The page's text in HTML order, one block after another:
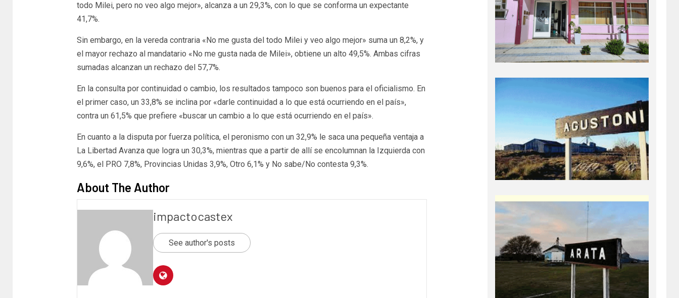
todo Milei, pero no veo algo mejor», alcanza a un 29,3%, con lo que se conforma un expectante
41,7%.
Sin embargo, en la vereda contraria «No me gusta del todo Milei y veo algo mejor» suma un 8,2%, y
el mayor rechazo al mandatario «No me gusta nada de Milei», obtiene un alto 49,5%. Ambas cifras
sumadas alcanzan un rechazo del 57,7%.
En la consulta por continuidad o cambio, los resultados tampoco son buenos para el oficialismo. En
el primer caso, un 33,8% se inclina por «darle continuidad a lo que está ocurriendo en el país»,
contra un 61,5% que prefiere «buscar un cambio a lo que está ocurriendo en el país».
En cuanto a la disputa por fuerza política, el peronismo con un 32,9% le saca una pequeña ventaja a
La Libertad Avanza que logra un 30,3%, mientras que a partir de allí se encolumnan la Izquierda con
9,6%, el PRO 7,8%, Provincias Unidas 3,9%, Otro 6,1% y No sabe/No contesta 9,3%.
About The Author
impactocastex
See author's posts